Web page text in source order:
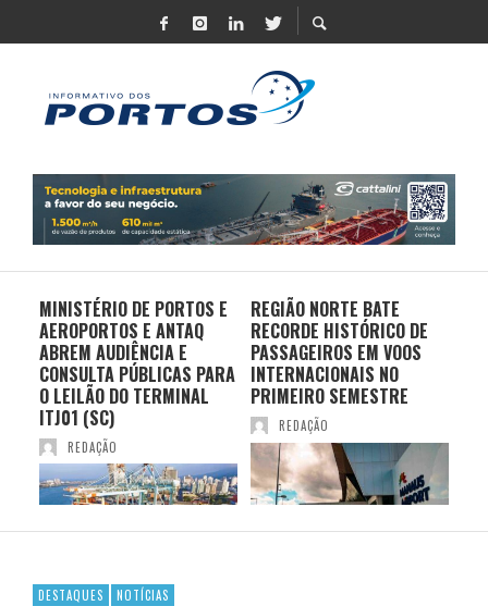
MINISTÉRIO DE PORTOS E
AEROPORTOS E ANTAQ
ABREM AUDIÊNCIA E
CONSULTA PÚBLICAS PARA
O LEILÃO DO TERMINAL
ITJ01 (SC)
REDAÇÃO
REGIÃO NORTE BATE
RECORDE HISTÓRICO DE
PASSAGEIROS EM VOOS
INTERNACIONAIS NO
PRIMEIRO SEMESTRE
REDAÇÃO
DESTAQUES NOTÍCIAS